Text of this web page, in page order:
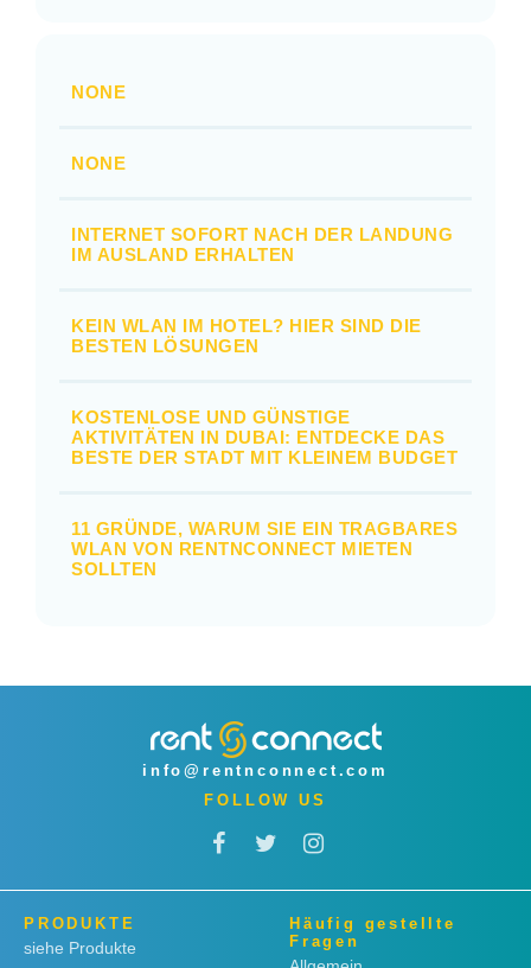
NONE
NONE
INTERNET SOFORT NACH DER LANDUNG
IM AUSLAND ERHALTEN
KEIN WLAN IM HOTEL? HIER SIND DIE
BESTEN LÖSUNGEN
KOSTENLOSE UND GÜNSTIGE
AKTIVITÄTEN IN DUBAI: ENTDECKE DAS
BESTE DER STADT MIT KLEINEM BUDGET
11 GRÜNDE, WARUM SIE EIN TRAGBARES
WLAN VON RENTNCONNECT MIETEN
SOLLTEN
info@rentnconnect.com
FOLLOW US
PRODUKTE
siehe Produkte
Häufig gestellte
Fragen